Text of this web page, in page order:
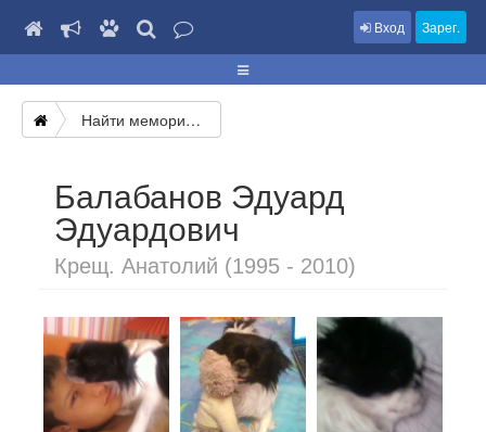
Вход Зарег.
Найти мемориал
Балабанов Эдуард
Эдуардович
Крещ. Анатолий (1995 - 2010)